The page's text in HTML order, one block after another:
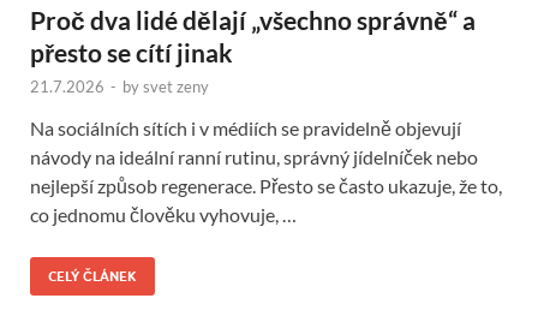
Proč dva lidé dělají „všechno správně“ a
přesto se cítí jinak
21.7.2026 - bysvet zeny
Na sociálních sítích i v médiích se pravidelně objevují
návody na ideální ranní rutinu, správný jídelníček nebo
nejlepší způsob regenerace. Přesto se často ukazuje, že to,
co jednomu člověku vyhovuje, …
CELÝ ČLÁNEK